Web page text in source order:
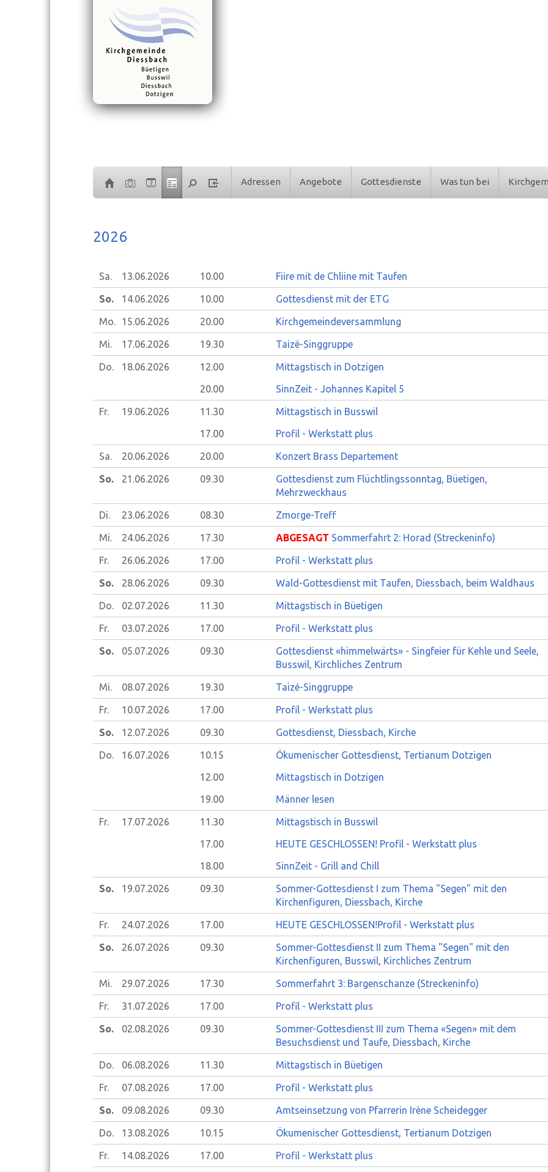
7 Adressen Angebote Gottesdienste Was tun bei
2026
Sa. 13.06.2026 10.00 Fiire mit de Chliine mit Taufen
So. 14.06.2026 10.00 Gottesdienst mit der ETG
Mo. 15.06.2026 20.00 Kirchgemeindeversammlung
Mi. 17.06.2026 19.30 Taizé-Singgruppe
Do. 18.06.2026 12.00
Mittagstisch in Dotzigen
20.00
SinnZeit - Johannes Kapitel 5
Fr. 19.06.2026 11.30
Mittagstisch in Busswil
17.00
Profil - Werkstatt plus
Sa. 20.06.2026 20.00 Konzert Brass Departement
So. 21.06.2026 09.30
Gottesdienst zum Flüchtlingssonntag, Büetigen,
Mehrzweckhaus
Di. 23.06.2026 08.30 Zmorge-Treff
Mi. 24.06.2026 17.30 ABGESAGT Sommerfahrt 2: Horad (Streckeninfo)
Fr. 26.06.2026 17.00 Profil - Werkstatt plus
So. 28.06.2026 09.30 Wald-Gottesdienst mit Taufen, Diessbach, beim Waldhaus
Do. 02.07.2026 11.30 Mittagstisch in Büetigen
Fr. 03.07.2026 17.00 Profil - Werkstatt plus
So. 05.07.2026 09.30
Gottesdienst «himmelwärts» - Singfeier für Kehle und Seele,
Busswil, Kirchliches Zentrum
Mi. 08.07.2026 19.30 Taizé-Singgruppe
Fr. 10.07.2026 17.00 Profil - Werkstatt plus
So. 12.07.2026 09.30 Gottesdienst, Diessbach, Kirche
Do. 16.07.2026 10.15
Ökumenischer Gottesdienst, Tertianum Dotzigen
12.00
Mittagstisch in Dotzigen
19.00
Männer lesen
Fr. 17.07.2026 11.30
Mittagstisch in Busswil
17.00
HEUTE GESCHLOSSEN! Profil - Werkstatt plus
18.00
SinnZeit - Grill and Chill
So. 19.07.2026 09.30
Sommer-Gottesdienst I zum Thema "Segen" mit den
Kirchenfiguren, Diessbach, Kirche
Fr. 24.07.2026 17.00 HEUTE GESCHLOSSEN!Profil - Werkstatt plus
So. 26.07.2026 09.30
Sommer-Gottesdienst II zum Thema "Segen" mit den
Kirchenfiguren, Busswil, Kirchliches Zentrum
Mi. 29.07.2026 17.30 Sommerfahrt 3: Bargenschanze (Streckeninfo)
Fr. 31.07.2026 17.00 Profil - Werkstatt plus
So. 02.08.2026 09.30
Sommer-Gottesdienst III zum Thema «Segen» mit dem
Besuchsdienst und Taufe, Diessbach, Kirche
Do. 06.08.2026 11.30 Mittagstisch in Büetigen
Fr. 07.08.2026 17.00 Profil - Werkstatt plus
So. 09.08.2026 09.30 Amtseinsetzung von Pfarrerin Irène Scheidegger
Do. 13.08.2026 10.15 Ökumenischer Gottesdienst, Tertianum Dotzigen
Fr. 14.08.2026 17.00 Profil - Werkstatt plus